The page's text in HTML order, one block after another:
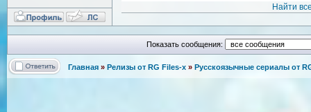
Найти
Показать сообщения:
Главная » Релизы от RG Files-x » Русскоязычные сериалы от